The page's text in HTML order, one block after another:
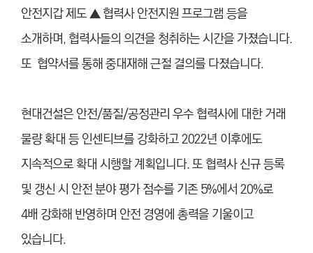
안전지갑 제도 ▲ 협력사 안전지원 프로그램 등을
소개하며, 협력사들의 의견을 청취하는 시간을 가졌습니다.
또 협약서를 통해 중대재해 근절 결의를 다졌습니다.
현대건설은 안전/품질/공정관리 우수 협력사에 대한 거래
물량 확대 등 인센티브를 강화하고 2022년 이후에도
지속적으로 확대 시행할 계획입니다. 또 협력사 신규 등록
및 갱신 시 안전 분야 평가 점수를 기존 5%에서 20%로
4배 강화해 반영하며 안전 경영에 총력을 기울이고
있습니다.